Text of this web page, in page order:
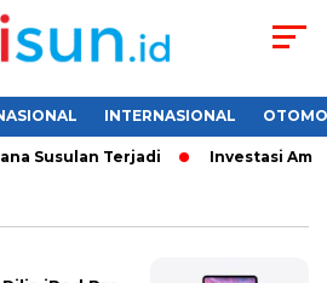
INTERNASIONAL
Susulan Terjadi Investasi